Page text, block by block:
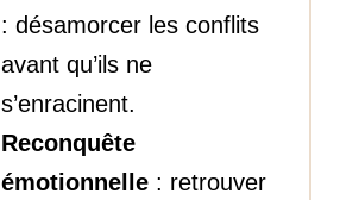
: désamorcer les conflits
avant qu’ils ne
s’enracinent.
Reconquête
émotionnelle : retrouver